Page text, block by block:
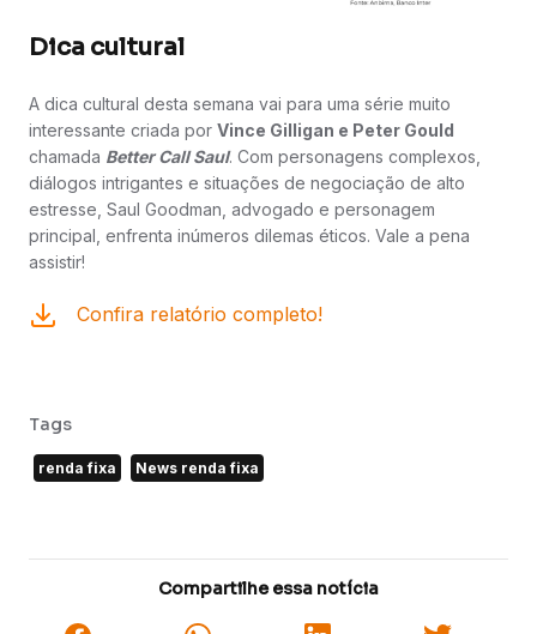
Dica cultural
A dica cultural desta semana vai para uma série muito
interessante criada por Vince Gilligan e Peter Gould
chamada Better Call Saul. Com personagens complexos,
diálogos intrigantes e situações de negociação de alto
estresse, Saul Goodman, advogado e personagem
principal, enfrenta inúmeros dilemas éticos. Vale a pena
assistir!
Confira relatório completo!
Tags
renda fixa News renda fixa
Compartilhe essa notícia